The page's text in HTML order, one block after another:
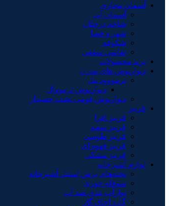
آسمان مجازی
آسمان آبی
شاخه درختان
شهر و فضا
شکوفه
نقاشی سقفی
برند محصولات
دیوارپوش های مدرن
ترمووود پنل
دیوارپوش ترمووال
دیوارپوش فومی پشت چسبدار
قرنیز
قرنیز افرا
قرنیز سفید
قرنیز طوسی
قرنیز قهوه ای
قرنیز مشکی
لوازم آشپزخانه
تخته‌های برش استیل آشپزخانه
سوفله خوری
نوارآب بندی ضد آب
گارد اجاق گاز